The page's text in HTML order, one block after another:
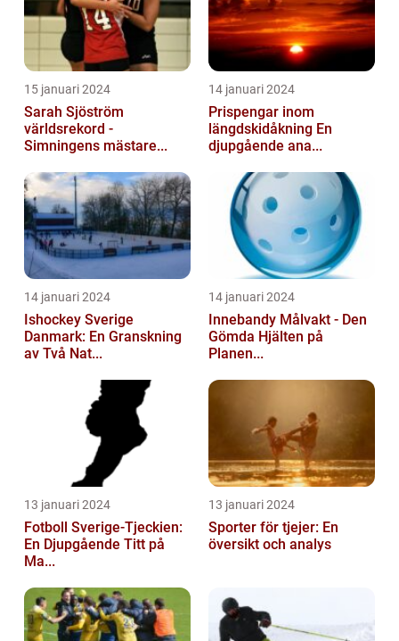
15 januari 2024
Sarah Sjöström
världsrekord -
Simningens mästare...
14 januari 2024
Prispengar inom
längdskidåkning En
djupgående ana...
14 januari 2024
Ishockey Sverige
Danmark: En Granskning
av Två Nat...
14 januari 2024
Innebandy Målvakt - Den
Gömda Hjälten på
Planen...
13 januari 2024
Fotboll Sverige-Tjeckien:
En Djupgående Titt på
Ma...
13 januari 2024
Sporter för tjejer: En
översikt och analys